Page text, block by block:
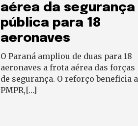
aérea da segurança
pública para 18
aeronaves
O Paraná ampliou de duas para 18
aeronaves a frota aérea das forças
de segurança. O reforço beneficia a
PMPR,[…]